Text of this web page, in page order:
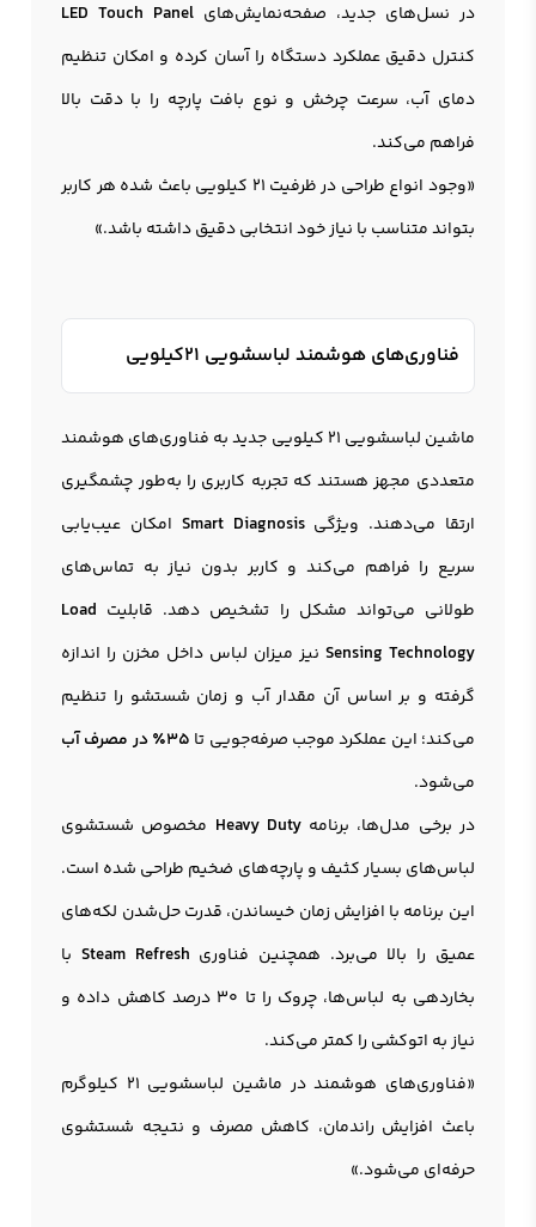
در نسل‌های جدید، صفحه‌نمایش‌های LED Touch Panel
کنترل دقیق عملکرد دستگاه را آسان کرده و امکان تنظیم
دمای آب، سرعت چرخش و نوع بافت پارچه را با دقت بالا
فراهم می‌کند.
«وجود انواع طراحی در ظرفیت 21 کیلویی باعث شده هر کاربر
بتواند متناسب با نیاز خود انتخابی دقیق داشته باشد.»
فناوری‌های هوشمند لباسشویی 21کیلویی
ماشین لباسشویی 21 کیلویی جدید به فناوری‌های هوشمند
متعددی مجهز هستند که تجربه کاربری را به‌طور چشمگیری
ارتقا می‌دهند. ویژگیSmart Diagnosis امکان عیب‌یابی
سریع را فراهم می‌کند و کاربر بدون نیاز به تماس‌های
طولانی می‌تواند مشکل را تشخیص دهد. قابلیت Load
Sensing Technology نیز میزان لباس داخل مخزن را اندازه
گرفته و بر اساس آن مقدار آب و زمان شستشو را تنظیم
می‌کند؛ این عملکرد موجب صرفه‌جویی تا ۳۵٪ در مصرف آب
می‌شود.
در برخی مدل‌ها، برنامهHeavy Duty مخصوص شستشوی
لباس‌های بسیار کثیف و پارچه‌های ضخیم طراحی شده است.
این برنامه با افزایش زمان خیساندن، قدرت حل‌شدن لکه‌های
عمیق را بالا می‌برد. همچنین فناوری Steam Refresh با
بخاردهی به لباس‌ها، چروک را تا ۳۰ درصد کاهش داده و
نیاز به اتوکشی را کمتر می‌کند.
«فناوری‌های هوشمند در ماشین لباسشویی 21 کیلوگرم
باعث افزایش راندمان، کاهش مصرف و نتیجه شستشوی
حرفه‌ای می‌شود.»